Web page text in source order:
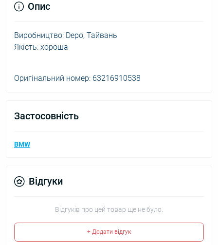
Опис
Виробництво: Depo, Тайвань
Якість: хороша
Оригінальний номер: 63216910538
Застосовність
BMW
Відгуки
Відгуків про цей товар ще не було.
+ Додати відгук